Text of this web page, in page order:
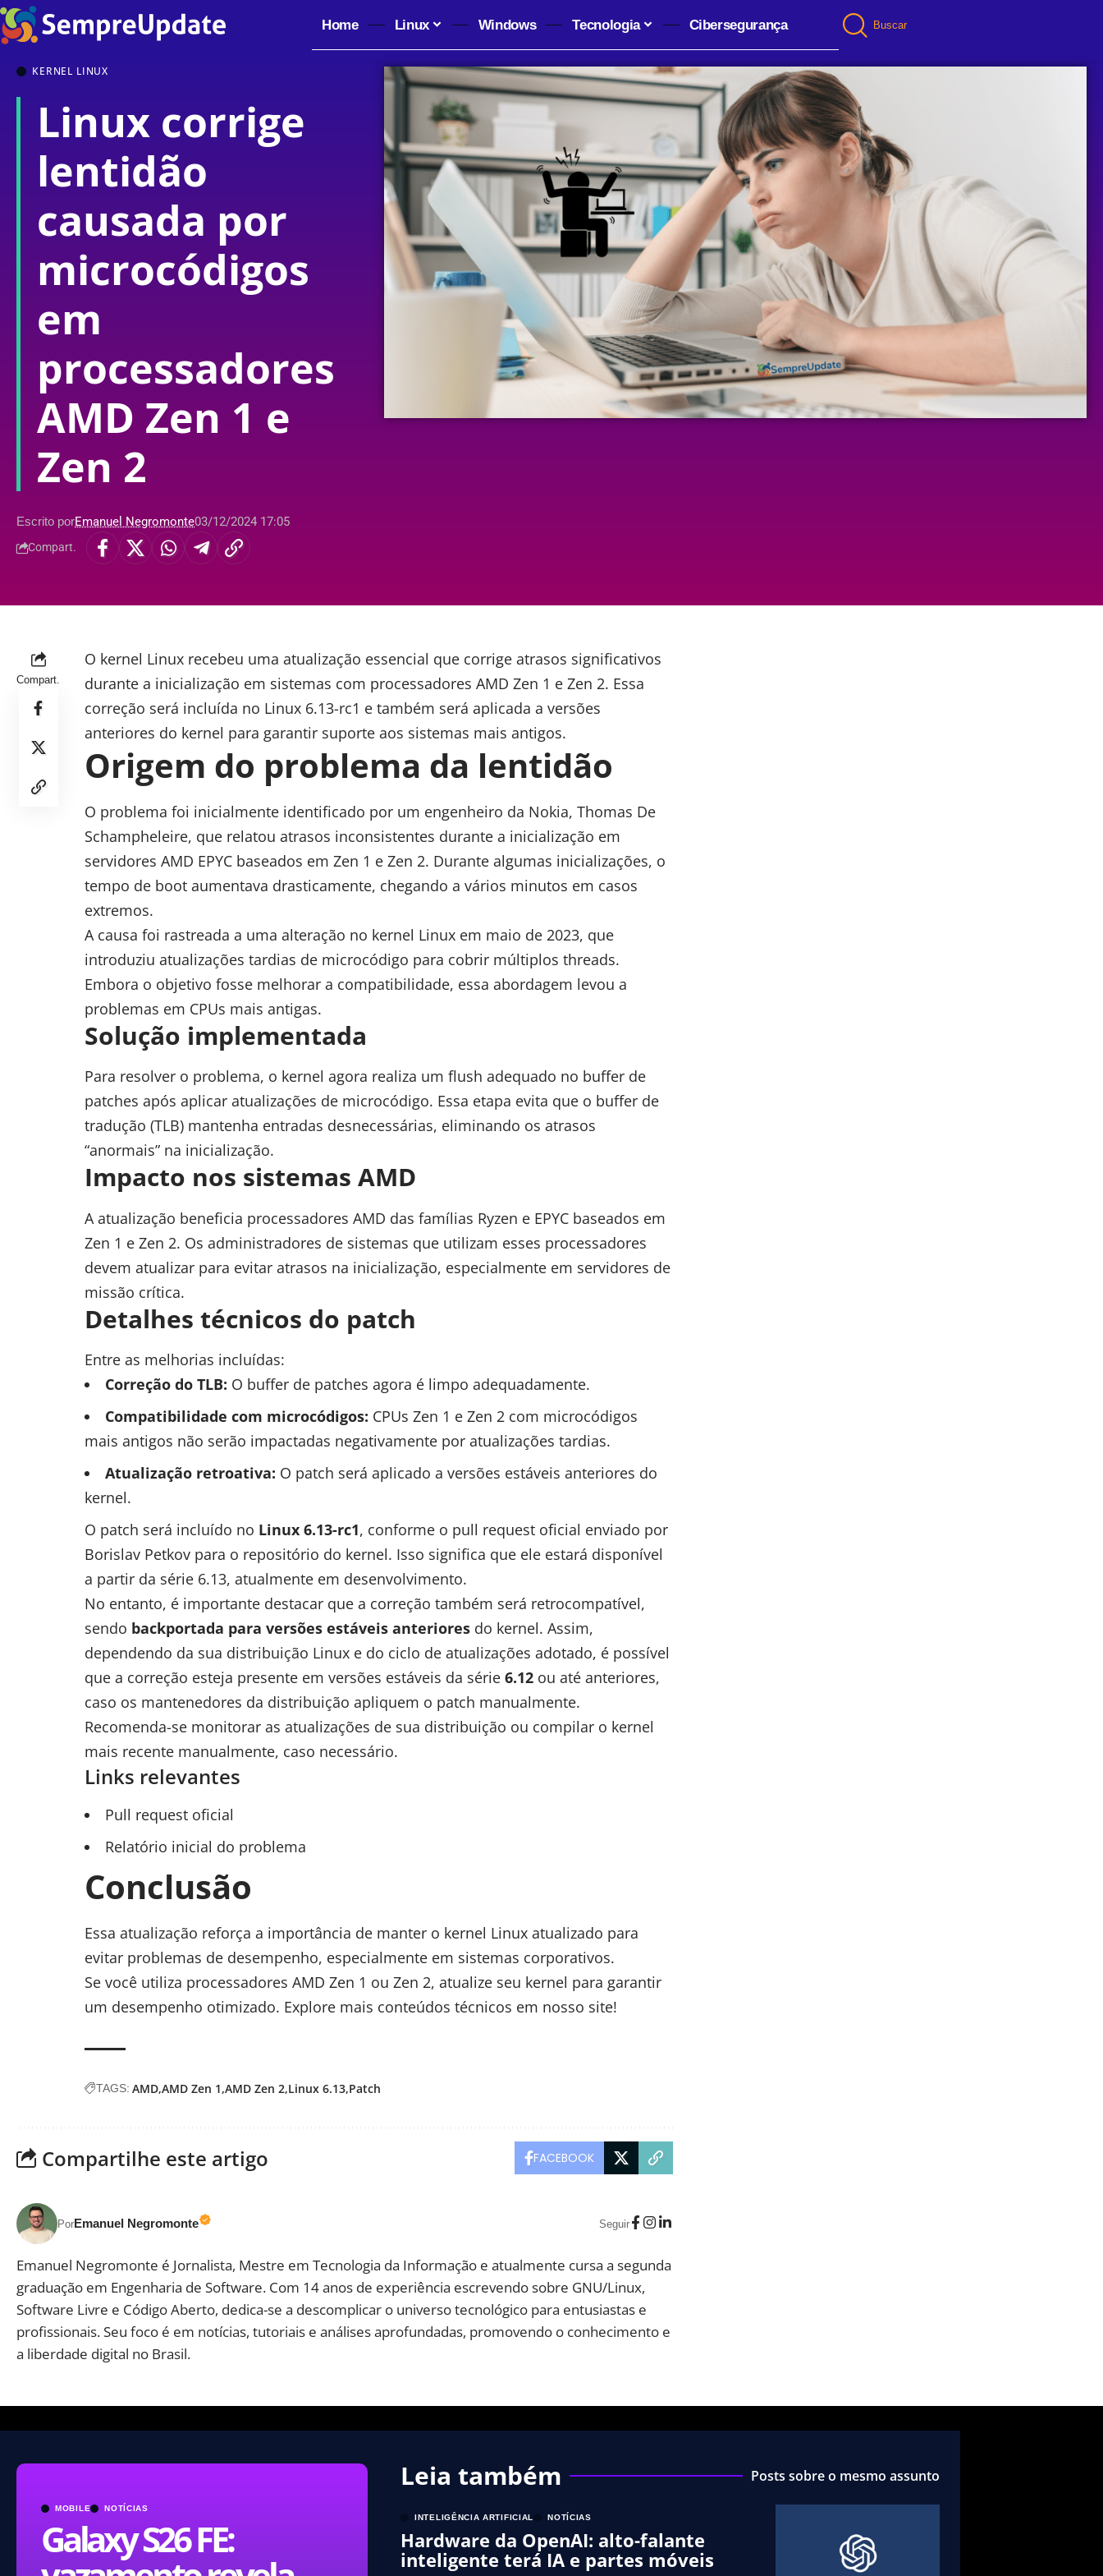
Home Linux Windows Tecnologia Cibersegurança Buscar
KERNEL LINUX
Linux corrige
lentidão
causada por
microcódigos
em
processadores
AMD Zen 1 e
Zen 2
Escrito porEmanuel Negromonte03/12/2024 17:05
Compart.
Compart.
O kernel Linux recebeu uma atualização essencial que corrige atrasos significativos
durante a inicialização em sistemas com processadores AMD Zen 1 e Zen 2. Essa
correção será incluída no Linux 6.13-rc1 e também será aplicada a versões
anteriores do kernel para garantir suporte aos sistemas mais antigos.
Origem do problema da lentidão
O problema foi inicialmente identificado por um engenheiro da Nokia, Thomas De
Schampheleire, que relatou atrasos inconsistentes durante a inicialização em
servidores AMD EPYC baseados em Zen 1 e Zen 2. Durante algumas inicializações, o
tempo de boot aumentava drasticamente, chegando a vários minutos em casos
extremos.
A causa foi rastreada a uma alteração no kernel Linux em maio de 2023, que
introduziu atualizações tardias de microcódigo para cobrir múltiplos threads.
Embora o objetivo fosse melhorar a compatibilidade, essa abordagem levou a
problemas em CPUs mais antigas.
Solução implementada
Para resolver o problema, o kernel agora realiza um flush adequado no buffer de
patches após aplicar atualizações de microcódigo. Essa etapa evita que o buffer de
tradução (TLB) mantenha entradas desnecessárias, eliminando os atrasos
“anormais” na inicialização.
Impacto nos sistemas AMD
A atualização beneficia processadores AMD das famílias Ryzen e EPYC baseados em
Zen 1 e Zen 2. Os administradores de sistemas que utilizam esses processadores
devem atualizar para evitar atrasos na inicialização, especialmente em servidores de
missão crítica.
Detalhes técnicos do patch
Entre as melhorias incluídas:
Correção do TLB: O buffer de patches agora é limpo adequadamente.
Compatibilidade com microcódigos: CPUs Zen 1 e Zen 2 com microcódigos
mais antigos não serão impactadas negativamente por atualizações tardias.
Atualização retroativa: O patch será aplicado a versões estáveis anteriores do
kernel.
O patch será incluído no Linux 6.13-rc1, conforme o pull request oficial enviado por
Borislav Petkov para o repositório do kernel. Isso significa que ele estará disponível
a partir da série 6.13, atualmente em desenvolvimento.
No entanto, é importante destacar que a correção também será retrocompatível,
sendo backportada para versões estáveis anteriores do kernel. Assim,
dependendo da sua distribuição Linux e do ciclo de atualizações adotado, é possível
que a correção esteja presente em versões estáveis da série 6.12 ou até anteriores,
caso os mantenedores da distribuição apliquem o patch manualmente.
Recomenda-se monitorar as atualizações de sua distribuição ou compilar o kernel
mais recente manualmente, caso necessário.
Links relevantes
Pull request oficial
Relatório inicial do problema
Conclusão
Essa atualização reforça a importância de manter o kernel Linux atualizado para
evitar problemas de desempenho, especialmente em sistemas corporativos.
Se você utiliza processadores AMD Zen 1 ou Zen 2, atualize seu kernel para garantir
um desempenho otimizado. Explore mais conteúdos técnicos em nosso site!
TAGS: AMD AMD Zen 1 AMD Zen 2 Linux 6.13 Patch
Compartilhe este artigo FACEBOOK
PorEmanuel Negromonte Seguir
Emanuel Negromonte é Jornalista, Mestre em Tecnologia da Informação e atualmente cursa a segunda
graduação em Engenharia de Software. Com 14 anos de experiência escrevendo sobre GNU/Linux,
Software Livre e Código Aberto, dedica-se a descomplicar o universo tecnológico para entusiastas e
profissionais. Seu foco é em notícias, tutoriais e análises aprofundadas, promovendo o conhecimento e
a liberdade digital no Brasil.
MOBILE NOTÍCIAS
Galaxy S26 FE:
Leia também Posts sobre o mesmo assunto
INTELIGÊNCIA ARTIFICIAL NOTÍCIAS
Hardware da OpenAI: alto-falante
inteligente terá IA e partes móveis